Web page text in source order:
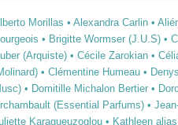
Morillas • Alexandra Carlin •
• Brigitte Wormser (J.U.S) •
(Arquiste) • Cécile Zarokian •
• Clémentine Humeau •
• Domitille Michalon Bertier •
(Essential Parfums) •
Karagueuzoglou • Kathleen